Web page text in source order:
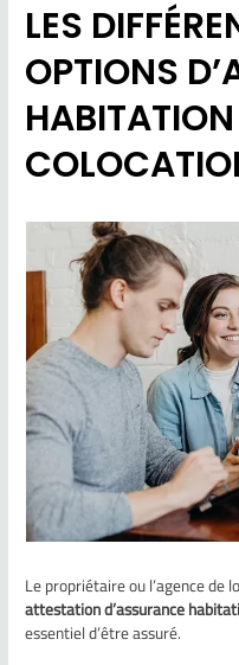
LES
OPTIONS
Le propriétaire ou l’agence de
attestation d’assurance
essentiel d’être assuré.